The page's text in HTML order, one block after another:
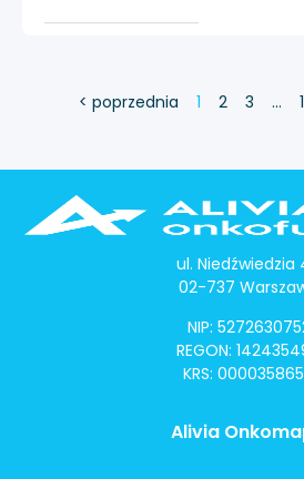
< poprzednia 1 2 3 …
ul. Niedźwiedzia
02-737
NIP:
REGON:
KRS:
Alivia